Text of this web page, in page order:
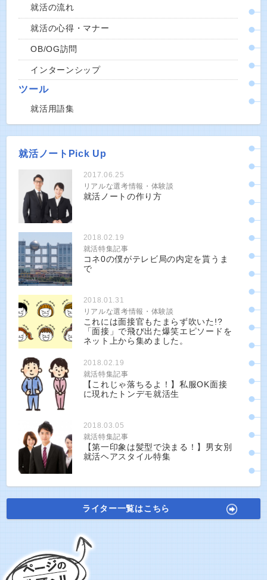
就活の流れ
就活の心得・マナー
OB/OG訪問
インターンシップ
ツール
就活用語集
就活ノートPick Up
2017.06.25
リアルな選考情報・体験談
就活ノートの作り方
2018.02.19
就活特集記事
コネ0の僕がテレビ局の内定を貰うま
で
2018.01.31
リアルな選考情報・体験談
これには面接官もたまらず吹いた!?
「面接」で飛び出た爆笑エピソードを
ネット上から集めました。
2018.02.19
就活特集記事
【これじゃ落ちるよ！】私服OK面接
に現れたトンデモ就活生
2018.03.05
就活特集記事
【第一印象は髪型で決まる！】男女別
就活ヘアスタイル特集
ライター一覧はこちら